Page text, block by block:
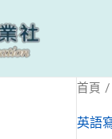
首頁 /
英語